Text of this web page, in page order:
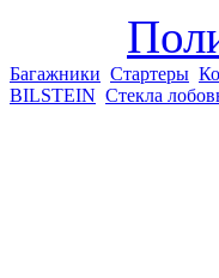
Багажники Стартеры
BILSTEIN Стекла